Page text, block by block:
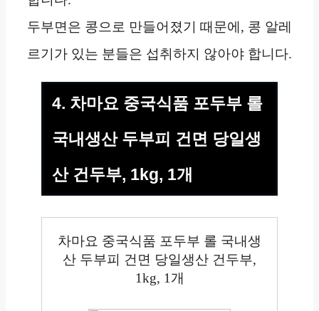
두부면은 콩으로 만들어졌기 때문에, 콩 알레
르기가 있는 분들은 섭취하지 않아야 합니다.
4. 차마요 중국식품 포두부 롤
국내생산 두부피 건면 당일생
산 건두부, 1kg, 1개
차마요 중국식품 포두부 롤 국내생
산 두부피 건면 당일생산 건두부,
1kg, 1개